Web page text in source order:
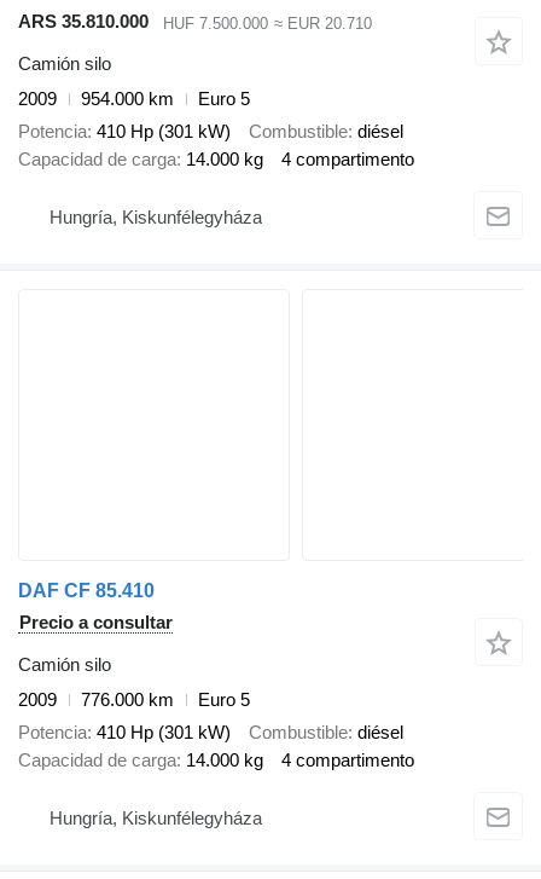
ARS 35.810.000
HUF 7.500.000 ≈ EUR 20.710
Camión silo
2009
954.000 km
Euro 5
Potencia 410 Hp (301 kW) Combustible diésel
Capacidad de carga 14.000 kg 4 compartimento
Hungría, Kiskunfélegyháza
DAF CF 85.410
Precio a consultar
Camión silo
2009
776.000 km
Euro 5
Potencia 410 Hp (301 kW) Combustible diésel
Capacidad de carga 14.000 kg 4 compartimento
Hungría, Kiskunfélegyháza